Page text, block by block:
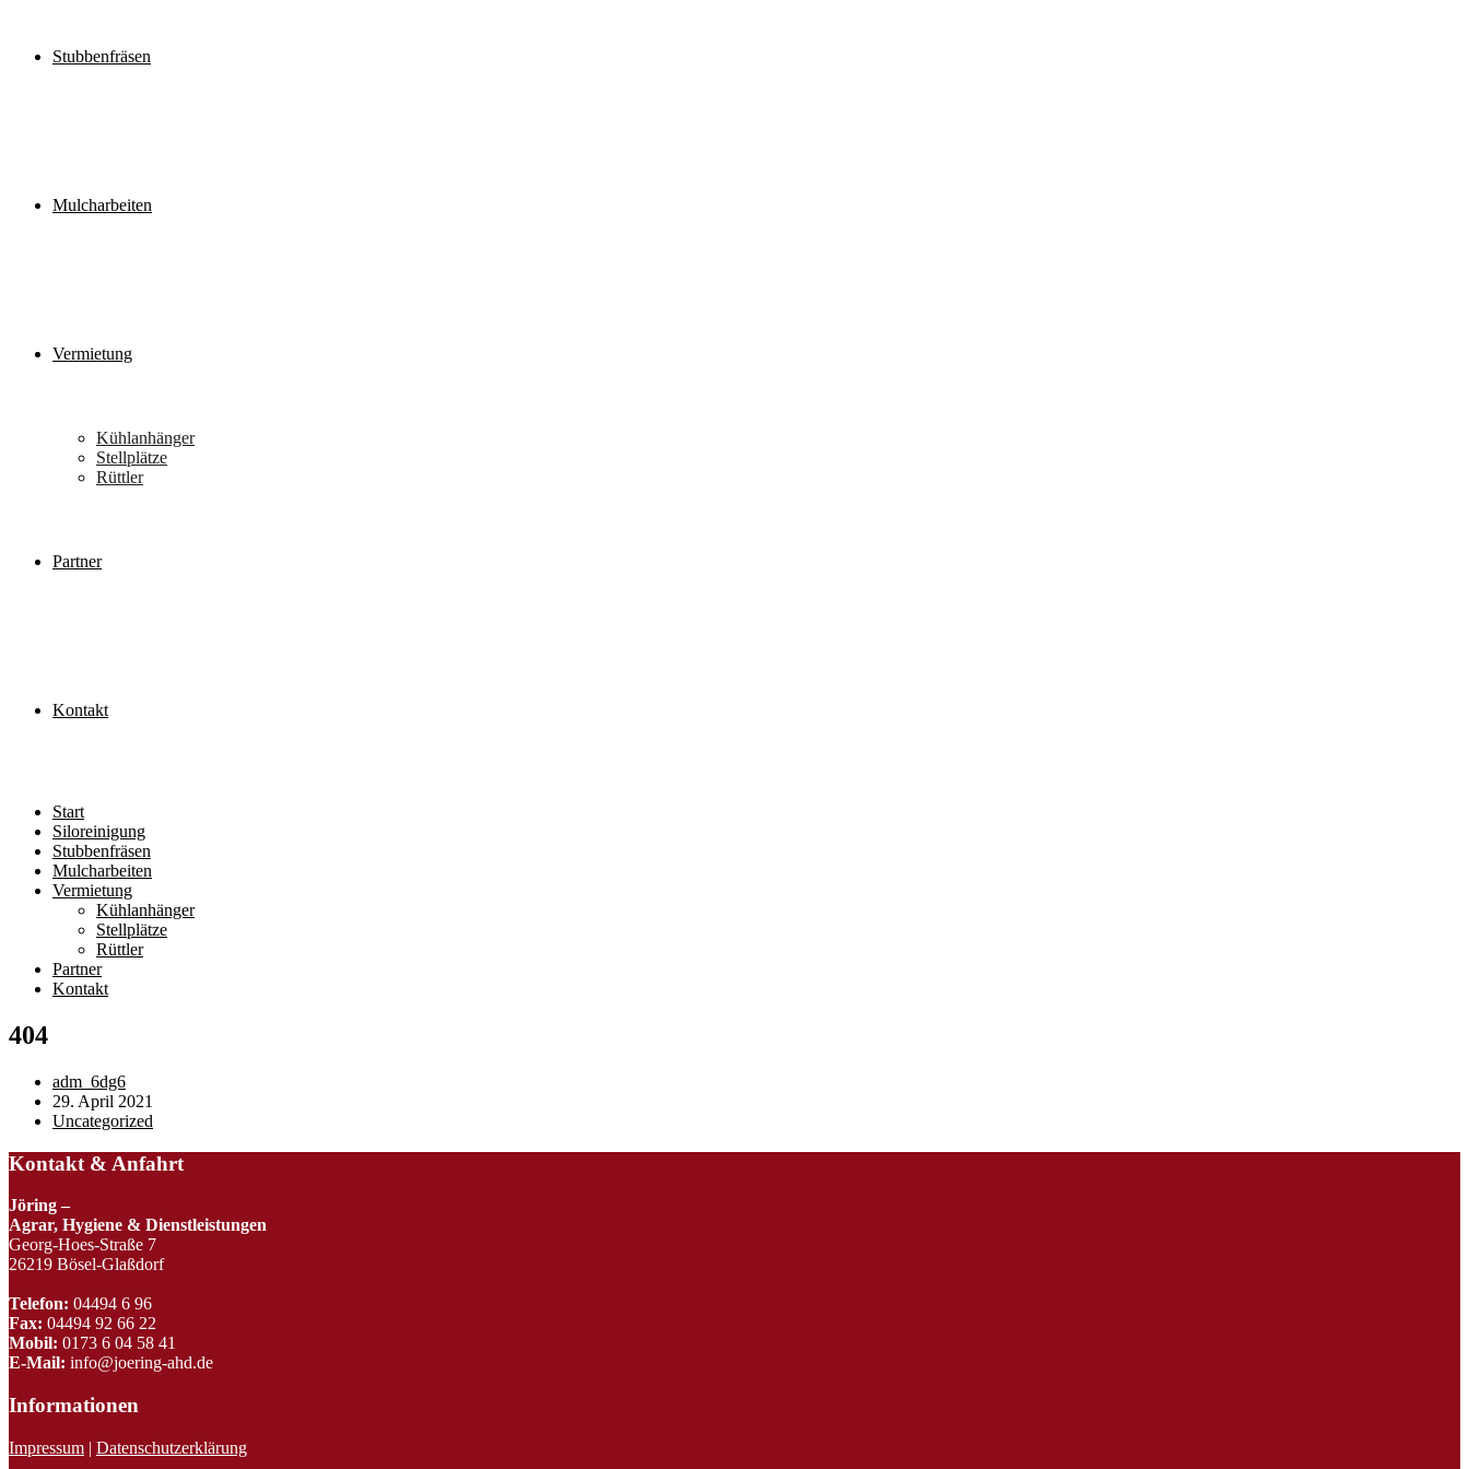
Stubbenfräsen
Mulcharbeiten
Vermietung
Kühlanhänger
Stellplätze
Rüttler
Partner
Kontakt
Start
Siloreinigung
Stubbenfräsen
Mulcharbeiten
Vermietung
Kühlanhänger
Stellplätze
Rüttler
Partner
Kontakt
404
Beitrags-
Autor:
adm_6dg6
Beitrag
veröffentlicht:
29. April 2021
Beitrags-
Uncategorized
Kontakt & Anfahrt
Jöring –
Agrar, Hygiene & Dienstleistungen
Georg-Hoes-Straße 7
26219 Bösel-Glaßdorf
Telefon: 04494 6 96
Fax: 04494 92 66 22
Mobil: 0173 6 04 58 41
E-Mail: info@joering-ahd.de
Informationen
Impressum | Datenschutzerklärung